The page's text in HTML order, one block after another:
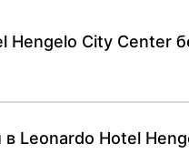
Hengelo City Center
Leonardo Hotel